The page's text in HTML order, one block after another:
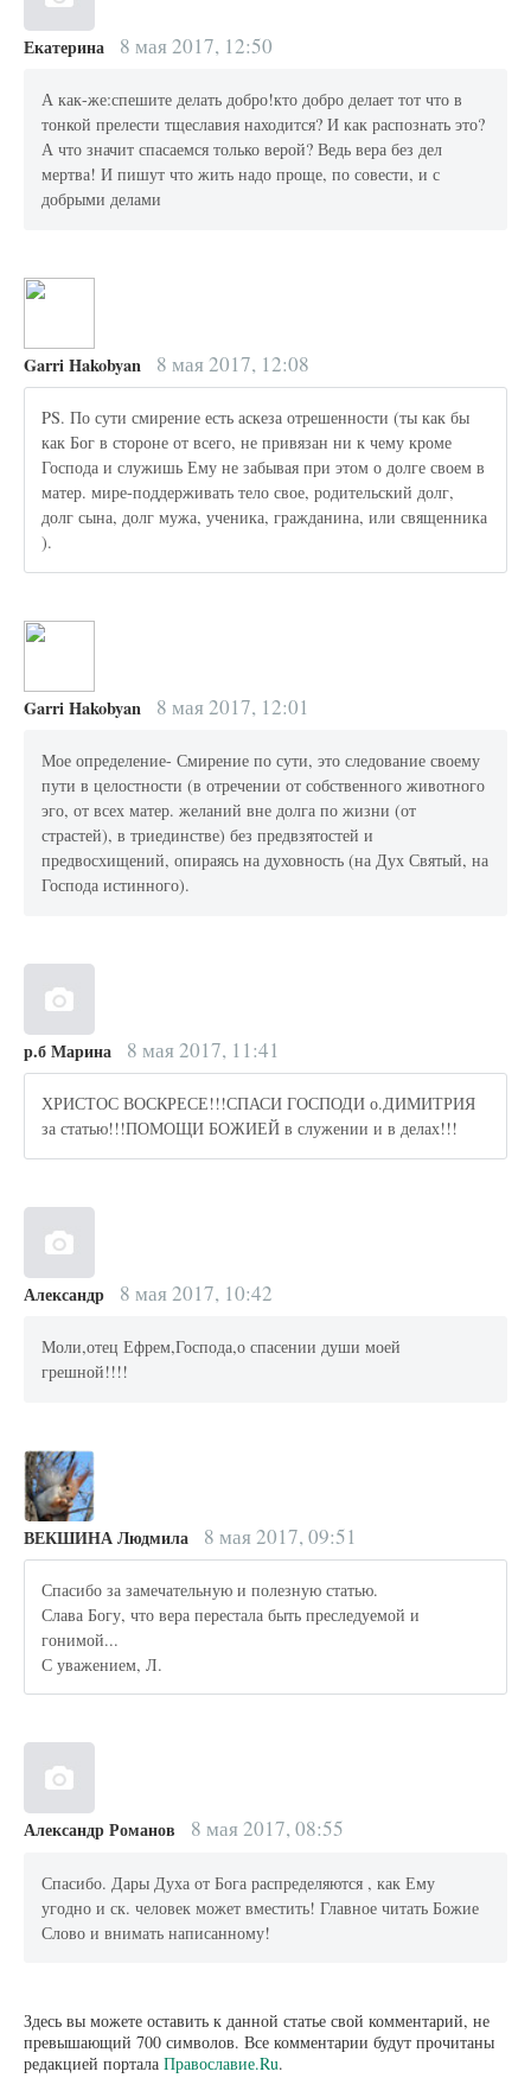
Екатерина 8 мая 2017, 12:50
А как-же:спешите делать добро!кто добро делает тот что в
тонкой прелести тщеславия находится? И как распознать это?
А что значит спасаемся только верой? Ведь вера без дел
мертва! И пишут что жить надо проще, по совести, и с
добрыми делами
Garri Hakobyan 8 мая 2017, 12:08
PS. По сути смирение есть аскеза отрешенности (ты как бы
как Бог в стороне от всего, не привязан ни к чему кроме
Господа и служишь Ему не забывая при этом о долге своем в
матер. мире-поддерживать тело свое, родительский долг,
долг сына, долг мужа, ученика, гражданина, или священника
).
Garri Hakobyan 8 мая 2017, 12:01
Мое определение- Смирение по сути, это следование своему
пути в целостности (в отречении от собственного животного
эго, от всех матер. желаний вне долга по жизни (от
страстей), в триединстве) без предвзятостей и
предвосхищений, опираясь на духовность (на Дух Святый, на
Господа истинного).
р.б Марина 8 мая 2017, 11:41
ХРИСТОС ВОСКРЕСЕ!!!СПАСИ ГОСПОДИ о.ДИМИТРИЯ
за статью!!!ПОМОЩИ БОЖИЕЙ в служении и в делах!!!
Александр 8 мая 2017, 10:42
Моли,отец Ефрем,Господа,о спасении души моей
грешной!!!!
ВЕКШИНА Людмила 8 мая 2017, 09:51
Спасибо за замечательную и полезную статью.
Слава Богу, что вера перестала быть преследуемой и
гонимой...
С уважением, Л.
Александр Романов 8 мая 2017, 08:55
Спасибо. Дары Духа от Бога распределяются , как Ему
угодно и ск. человек может вместить! Главное читать Божие
Слово и внимать написанному!
Здесь вы можете оставить к данной статье свой комментарий, не
превышающий 700 символов. Все комментарии будут прочитаны
редакцией портала Православие.Ru.